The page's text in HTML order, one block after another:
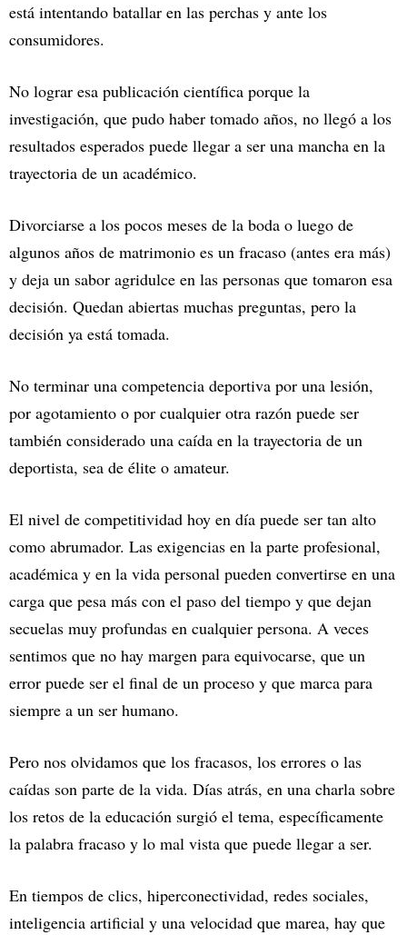
está intentando batallar en las perchas y ante los
consumidores.
No lograr esa publicación científica porque la
investigación, que pudo haber tomado años, no llegó a los
resultados esperados puede llegar a ser una mancha en la
trayectoria de un académico.
Divorciarse a los pocos meses de la boda o luego de
algunos años de matrimonio es un fracaso (antes era más)
y deja un sabor agridulce en las personas que tomaron esa
decisión. Quedan abiertas muchas preguntas, pero la
decisión ya está tomada.
No terminar una competencia deportiva por una lesión,
por agotamiento o por cualquier otra razón puede ser
también considerado una caída en la trayectoria de un
deportista, sea de élite o amateur.
El nivel de competitividad hoy en día puede ser tan alto
como abrumador. Las exigencias en la parte profesional,
académica y en la vida personal pueden convertirse en una
carga que pesa más con el paso del tiempo y que dejan
secuelas muy profundas en cualquier persona. A veces
sentimos que no hay margen para equivocarse, que un
error puede ser el final de un proceso y que marca para
siempre a un ser humano.
Pero nos olvidamos que los fracasos, los errores o las
caídas son parte de la vida. Días atrás, en una charla sobre
los retos de la educación surgió el tema, específicamente
la palabra fracaso y lo mal vista que puede llegar a ser.
En tiempos de clics, hiperconectividad, redes sociales,
inteligencia artificial y una velocidad que marea, hay que